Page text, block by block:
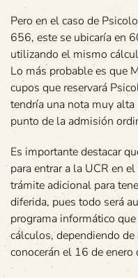
Pero en el caso de
656, este se ubicaría en
utilizando el mismo
Lo más probable es que
cupos que reservará
tendría una nota muy
punto de la admisión
Es importante destacar
para entrar a la UCR en
trámite adicional para
diferida, pues todo será
programa informático
cálculos, dependiendo
conocerán el 16 de